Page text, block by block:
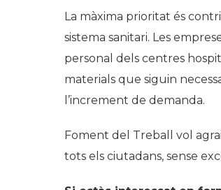
La màxima prioritat és
sistema sanitari. Les
personal dels centres
materials que siguin
l’increment de demanda.
Foment del Treball vol
tots els ciutadans, sense